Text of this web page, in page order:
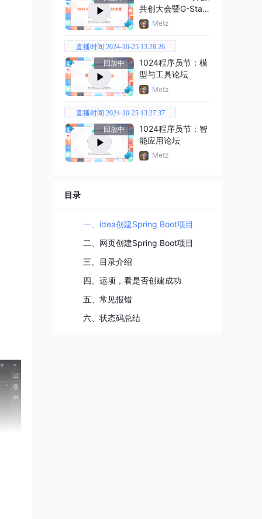
共创大会暨G-Star
嘉年华
Metz
直播时间 2024-10-25 13:28:26
回放中
1024程序员节：模
型与工具论坛
Metz
直播时间 2024-10-25 13:27:37
回放中
1024程序员节：智
能应用论坛
Metz
目录
一、idea创建Spring Boot项目
二、网页创建Spring Boot项目
三、目录介绍
四、运项，看是否创建成功
五、常见报错
六、状态码总结